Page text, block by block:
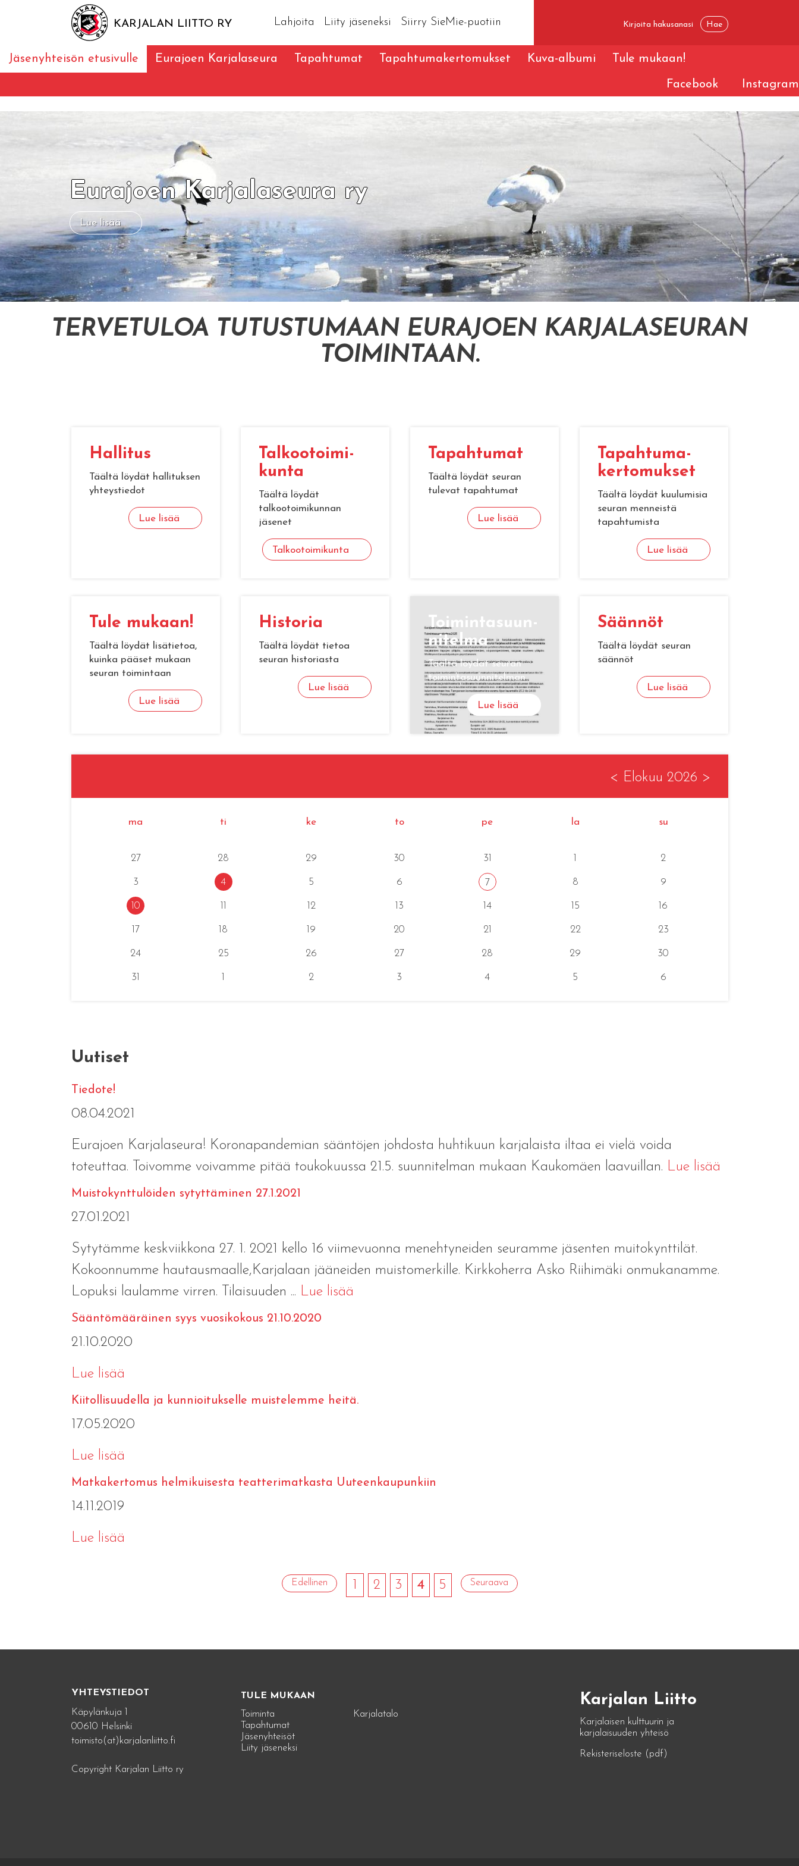
KARJALAN LIITTO RY Lahjoita Liity jäseneksi Siirry SieMie-puotiin
Jäsenyhteisön etusivulle Eurajoen Karjalaseura Tapahtumat Tapahtumakertomukset Kuva-albumi Tule mukaan!
Facebook Instagram
Eurajoen Karjalaseura ry
Lue lisää
TERVETULOA TUTUSTUMAAN EURAJOEN KARJALASEURAN
TOIMINTAAN.
Hal­li­tus
Täältä löydät hallituksen
yhteystiedot
Lue lisää
Tal­koo­toi­mi­
kun­ta
Täältä löydät
talkootoimikunnan
jäsenet
Talkootoimikunta
Ta­pah­tu­mat
Täältä löydät seuran
tulevat tapahtumat
Lue lisää
Ta­pah­tu­ma­
ker­to­muk­set
Täältä löydät kuulumisia
seuran menneistä
tapahtumista
Lue lisää
Tule mu­kaan!
Täältä löydät lisätietoa,
kuinka pääset mukaan
seuran toimintaan
Lue lisää
His­to­ria
Täältä löydät tietoa
seuran historiasta
Lue lisää
Toi­min­ta­suun­
ni­tel­ma
Täältä löydät seuran
toimintasuunnitelman
Lue lisää
Sään­nöt
Täältä löydät seuran
säännöt
Lue lisää
< Elokuu 2026 >
ma ti ke to pe la su
27 28 29 30 31 1 2
3 4 5 6 7 8 9
10 11 12 13 14 15 16
17 18 19 20 21 22 23
24 25 26 27 28 29 30
31 1 2 3 4 5 6
Uutiset
Tiedote!
08.04.2021
Eurajoen Karjalaseura! Koronapandemian sääntöjen johdosta huhtikuun karjalaista iltaa ei vielä voida
toteuttaa. Toivomme voivamme pitää toukokuussa 21.5. suunnitelman mukaan Kaukomäen laavuillan. Lue lisää
Muistokynttulöiden sytyttäminen 27.1.2021
27.01.2021
Sytytämme keskviikkona 27. 1. 2021 kello 16 viimevuonna menehtyneiden seuramme jäsenten muitokynttilät.
Kokoonnumme hautausmaalle,Karjalaan jääneiden muistomerkille. Kirkkoherra Asko Riihimäki onmukanamme.
Lopuksi laulamme virren. Tilaisuuden ... Lue lisää
Sääntömääräinen syys vuosikokous 21.10.2020
21.10.2020
Lue lisää
Kiitollisuudella ja kunnioitukselle muistelemme heitä.
17.05.2020
Lue lisää
Matkakertomus helmikuisesta teatterimatkasta Uuteenkaupunkiin
14.11.2019
Lue lisää
Edellinen 1 2 3 4 5 Seuraava
YHTEYSTIEDOT
Käpylänkuja 1
00610 Helsinki
toimisto(at)karjalanliitto.fi
Copyright Karjalan Liitto ry
TULE MUKAAN
Toiminta
Tapahtumat
Jäsenyhteisöt
Liity jäseneksi
Karjalatalo
Karjalan Liitto
Karjalaisen kulttuurin ja
karjalaisuuden yhteisö
Rekisteriseloste (pdf)